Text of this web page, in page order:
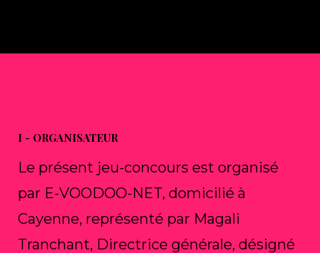
I - ORGANISATEUR
Le présent jeu-concours est organisé
par E-VOODOO-NET, domicilié à
Cayenne, représenté par Magali
Tranchant, Directrice générale, désigné